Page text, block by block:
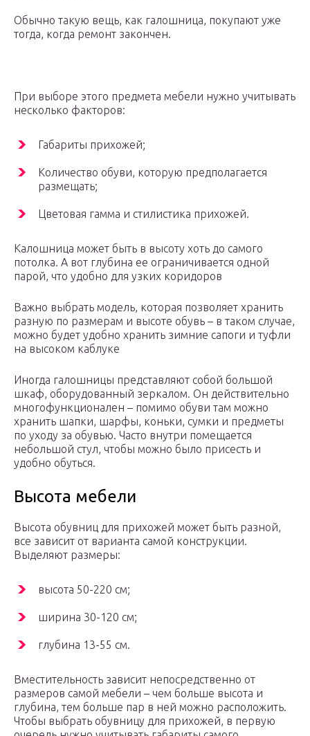
Обычно такую вещь, как галошница, покупают уже
тогда, когда ремонт закончен.
При выборе этого предмета мебели нужно учитывать
несколько факторов:
Габариты прихожей;
Количество обуви, которую предполагается
размещать;
Цветовая гамма и стилистика прихожей.
Калошница может быть в высоту хоть до самого
потолка. А вот глубина ее ограничивается одной
парой, что удобно для узких коридоров
Важно выбрать модель, которая позволяет хранить
разную по размерам и высоте обувь – в таком случае,
можно будет удобно хранить зимние сапоги и туфли
на высоком каблуке
Иногда галошницы представляют собой большой
шкаф, оборудованный зеркалом. Он действительно
многофункционален – помимо обуви там можно
хранить шапки, шарфы, коньки, сумки и предметы
по уходу за обувью. Часто внутри помещается
небольшой стул, чтобы можно было присесть и
удобно обуться.
Высота мебели
Высота обувниц для прихожей может быть разной,
все зависит от варианта самой конструкции.
Выделяют размеры:
высота 50-220 см;
ширина 30-120 см;
глубина 13-55 см.
Вместительность зависит непосредственно от
размеров самой мебели – чем больше высота и
глубина, тем больше пар в ней можно расположить.
Чтобы выбрать обувницу для прихожей, в первую